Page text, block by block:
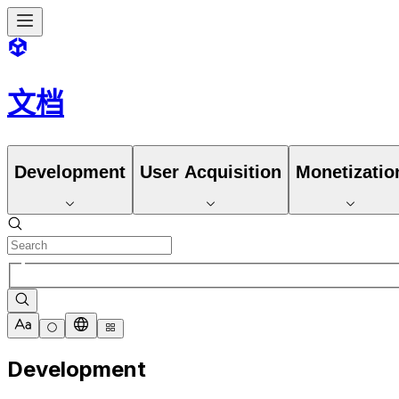
文档
Development User Acquisition
Development